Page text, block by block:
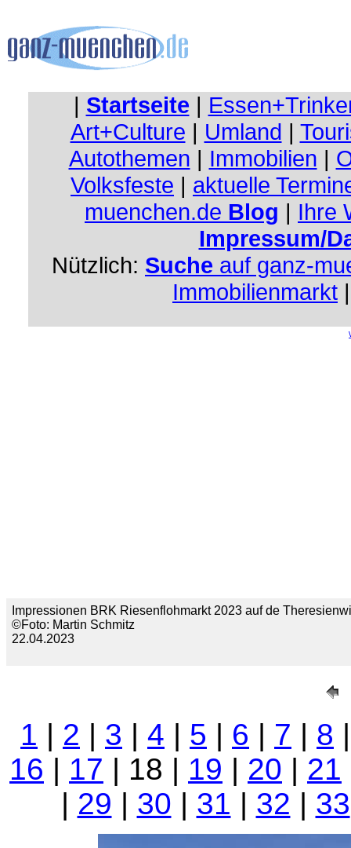
| Startseite |
Art+Culture | Umland |
Autothemen | Immobilien |
Volksfeste | aktuelle
muenchen.de Blog | Ihre
Impressum/
Nützlich: Suche auf ganz-
Immobilienmarkt
Impressionen BRK Riesenflohmarkt 2023 auf de
©Foto: Martin Schmitz
22.04.2023
1 | 2 | 3 | 4 | 5 | 6 | 7 | 8
16 | 17 | 18 | 19 | 20 | 21
| 29 | 30 | 31 | 32 | 33